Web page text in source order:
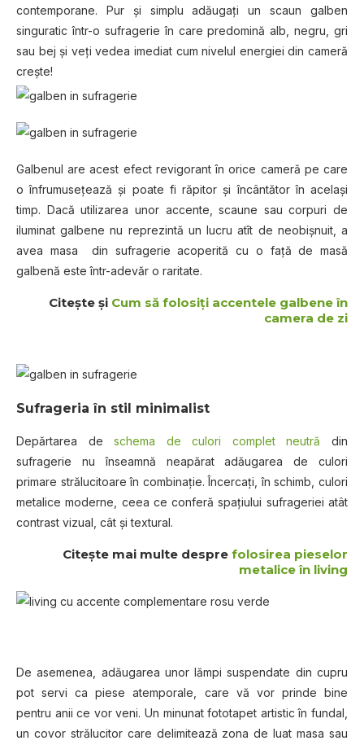
contemporane. Pur şi simplu adăugaţi un scaun galben
singuratic într-o sufragerie în care predomină alb, negru, gri
sau bej şi veţi vedea imediat cum nivelul energiei din cameră
creşte!
Galbenul are acest efect revigorant în orice cameră pe care
o înfrumuseţează şi poate fi răpitor şi încântător în acelaşi
timp. Dacă utilizarea unor accente, scaune sau corpuri de
iluminat galbene nu reprezintă un lucru atît de neobişnuit, a
avea masa din sufragerie acoperită cu o faţă de masă
galbenă este într-adevăr o raritate.
Citeşte şi Cum să folosiţi accentele galbene în
camera de zi
Sufrageria în stil minimalist
Depărtarea deschema de culori complet neutrădin
sufragerie nu înseamnă neapărat adăugarea de culori
primare strălucitoare în combinaţie. Încercaţi, în schimb, culori
metalice moderne, ceea ce conferă spaţiului sufrageriei atât
contrast vizual, cât şi textural.
Citeşte mai multe despre folosirea pieselor
metalice în living
De asemenea, adăugarea unor lămpi suspendate din cupru
pot servi ca piese atemporale, care vă vor prinde bine
pentru anii ce vor veni. Un minunat fototapet artistic în fundal,
un covor strălucitor care delimitează zona de luat masa sau